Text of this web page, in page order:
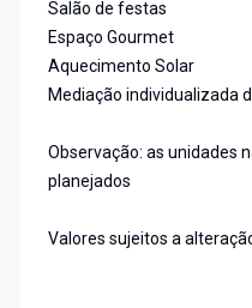
Salão de festas
Espaço Gourmet
Aquecimento Solar
Mediação individualizada
Observação: as unidades
planejados
Valores sujeitos a